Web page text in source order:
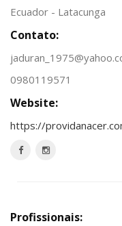
Ecuador - Latacunga
Contato:
0980119571
Website:
https://
Profissionais: